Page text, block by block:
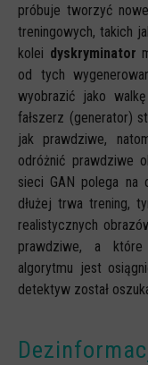
próbuje tworzyć
treningowych, takich
kolei dyskryminator
od tych
wyobrazić jako
fałszerz (generator)
jak prawdziwe,
odróżnić prawdziwe
sieci GAN polega na
dłużej trwa trening,
realistycznych
prawdziwe, a które
algorytmu jest
detektyw został